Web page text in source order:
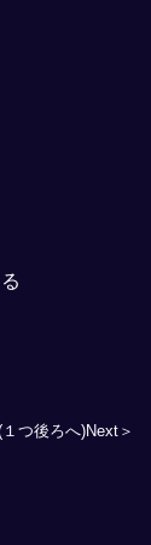
１つ後ろへ)Next＞